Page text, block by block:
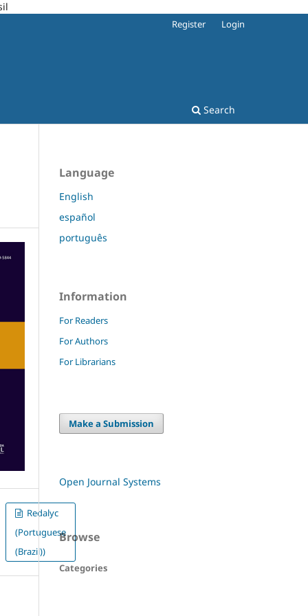
Search
Register Login
Redalyc
(Portuguese
(Brazil))
Language
English
español
português
Information
For Readers
For Authors
For Librarians
Make a Submission
Open Journal Systems
Browse
Categories